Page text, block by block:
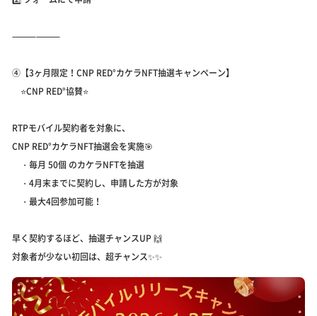
⸻⸻
④【3ヶ月限定！CNP RED°カケラNFT抽選キャンペーン】
⭐️CNP RED°協賛⭐️
RTPモバイル契約者を対象に、
CNP RED°カケラNFT抽選会を実施🎯
・毎月 50個 のカケラNFTを抽選
・4月末までに契約し、申請した方が対象
・最大4回参加可能！
早く契約するほど、抽選チャンスUP 🙌
対象者が少ない初回は、超チャンス✨✨